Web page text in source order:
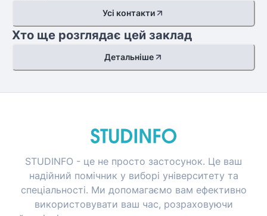
Усі контакти
Хто ще розглядає цей заклад
Детальніше
STUDINFO - це не просто застосунок. Це ваш
надійний помічник у виборі університету та
спеціальності. Ми допомагаємо вам ефективно
використовувати ваш час, розраховуючи